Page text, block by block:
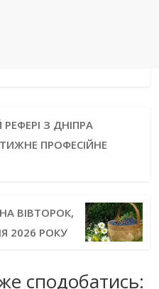
З ДНІПРА
ПРОФЕСІЙНЕ
ВІВТОРОК,
2026 РОКУ
сподобатись: